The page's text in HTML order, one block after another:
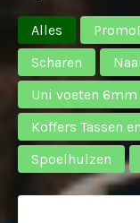
Alles
Scharen
Uni voeten 6mm
Koffers Tassen
Spoelhulzen